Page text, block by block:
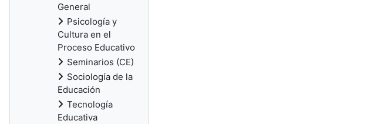
General
Psicología y
Cultura en el
Proceso Educativo
Seminarios (CE)
Sociología de la
Educación
Tecnología
Educativa